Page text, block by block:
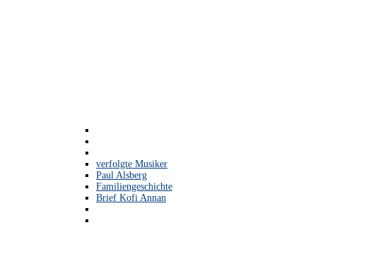
verfolgte Musiker
Paul Alsberg
Familiengeschichte
Brief Kofi Annan